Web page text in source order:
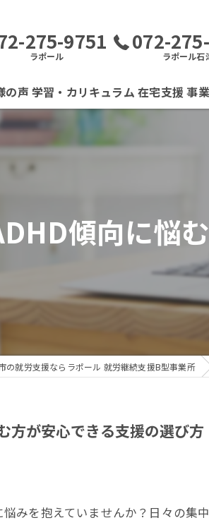
275-9751
ラポール
072-
ラポール石
の声 学習・カリキュラム 在宅支援 事
傾向に悩
の就労支援ならラポール 就労継続支援B型事業所
方が安心できる支援の選び方
みを抱えていませんか？日々の集